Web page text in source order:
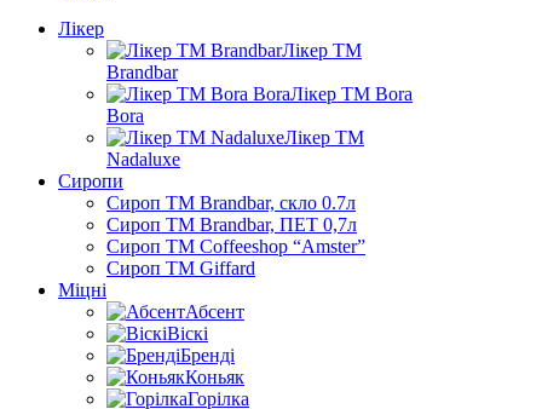
Лікер
Лікер ТМ
Brandbar
Лікер ТМ Bora
Bora
Лікер ТМ
Nadaluxe
Сиропи
Сироп TM Brandbar, скло 0.7л
Сироп TM Brandbar, ПЕТ 0,7л
Сироп TM Coffeeshop “Amster”
Сироп TM Giffard
Міцні
Абсент
Віскі
Бренді
Коньяк
Горілка